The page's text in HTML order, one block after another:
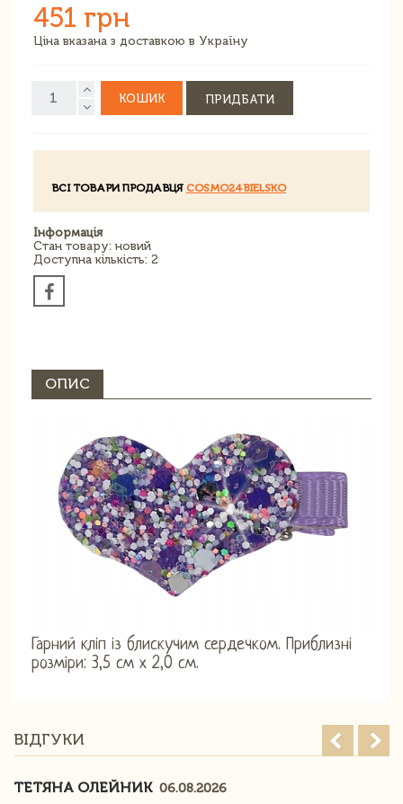
451 грн
Ціна вказана з доставкою в Україну
КОШИК ПРИДБАТИ
ВСІ ТОВАРИ ПРОДАВЦЯ COSMO24BIELSKO
Інформація
Стан товару: новий
Доступна кількість: 2
ОПИС
Гарний кліп із блискучим сердечком. Приблизні
розміри: 3,5 см х 2,0 см.
ВІДГУКИ
ТЕТЯНА ОЛЕЙНИК 06.08.2026